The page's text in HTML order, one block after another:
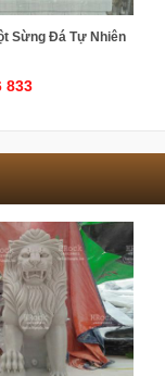
Sừng Đá Tự Nhiên
833